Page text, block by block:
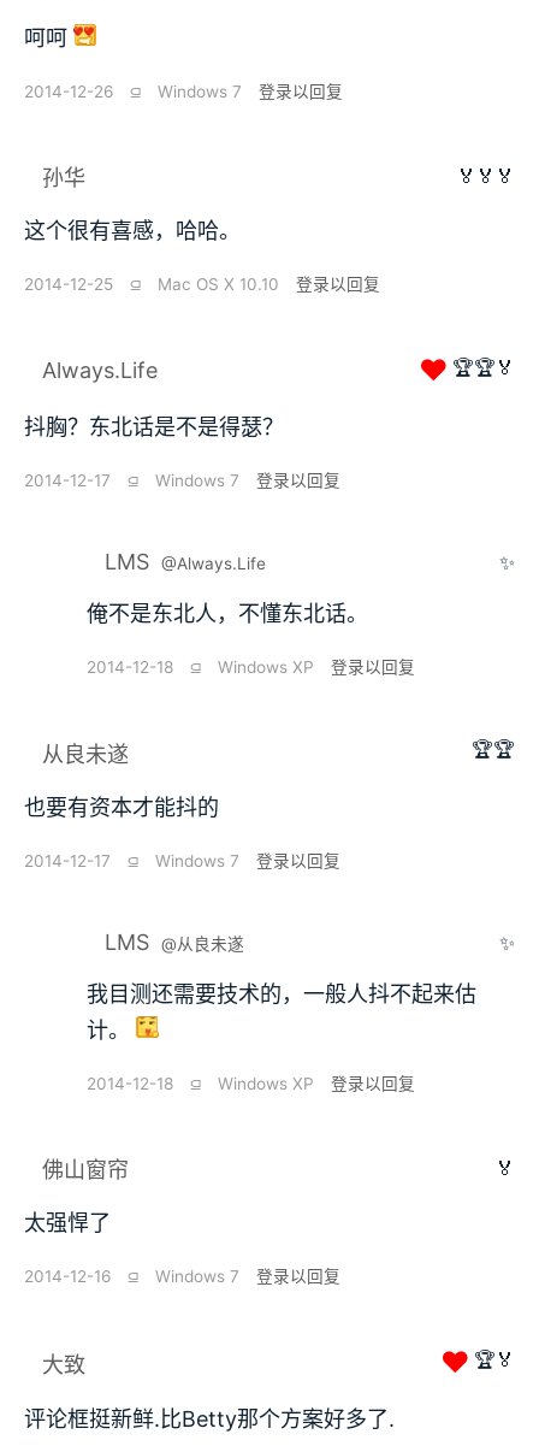
呵呵
2014-12-26 ⫑ Windows 7 登录以回复
孙华 🏅🏅🏅
这个很有喜感，哈哈。
2014-12-25 ⫑ Mac OS X 10.10 登录以回复
Always.Life ❤ 🏆🏆🏅
抖胸？东北话是不是得瑟？
2014-12-17 ⫑ Windows 7 登录以回复
LMS @Always.Life ✨
俺不是东北人，不懂东北话。
2014-12-18 ⫑ Windows XP 登录以回复
从良未遂 🏆🏆
也要有资本才能抖的
2014-12-17 ⫑ Windows 7 登录以回复
LMS @从良未遂 ✨
我目测还需要技术的，一般人抖不起来估
计。
2014-12-18 ⫑ Windows XP 登录以回复
佛山窗帘 🏅
太强悍了
2014-12-16 ⫑ Windows 7 登录以回复
大致 ❤ 🏆🏅
评论框挺新鲜.比Betty那个方案好多了.